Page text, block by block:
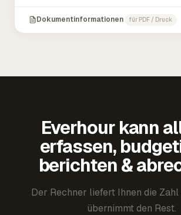
Dokumentinformationen für PDF / Druck
Everhour kann
erfassen,
berichten &
Der Rechner liefert Ihnen die
übernimmt den Rest.